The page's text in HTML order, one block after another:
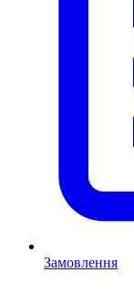
Замовлення